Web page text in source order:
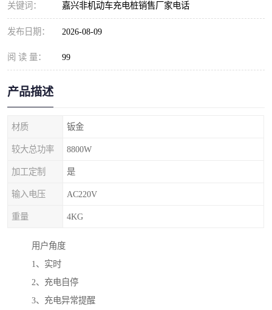
关键词： 嘉兴非机动车充电桩销售厂家电话
发布日期： 2026-08-09
阅 读 量： 99
产品描述
材质 钣金
较大总功率 8800W
加工定制 是
输入电压 AC220V
重量 4KG
用户角度
1、实时
2、充电自停
3、充电异常提醒